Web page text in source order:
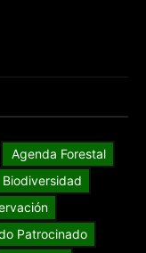
Agenda Forestal
Biodiversidad
Patrocinado